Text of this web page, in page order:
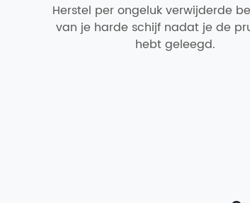
Herstel per ongeluk verwijderde
van je harde schijf nadat je de
hebt geleegd.